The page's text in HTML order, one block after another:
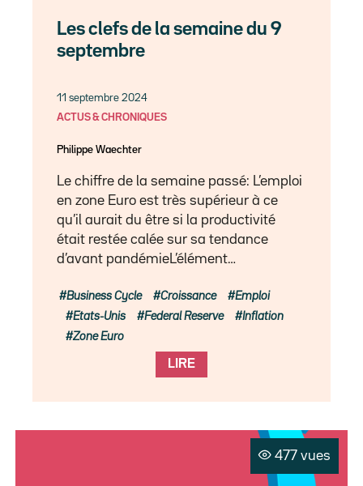
Les clefs de la semaine du 9
septembre
11 septembre 2024
ACTUS & CHRONIQUES
Philippe Waechter
Le chiffre de la semaine passé: L’emploi
en zone Euro est très supérieur à ce
qu’il aurait du être si la productivité
était restée calée sur sa tendance
d’avant pandémieL’élément…
LIRE
Business Cycle Croissance
Emploi
Etats-Unis
Federal Reserve
Inflation
Zone Euro
477 vues